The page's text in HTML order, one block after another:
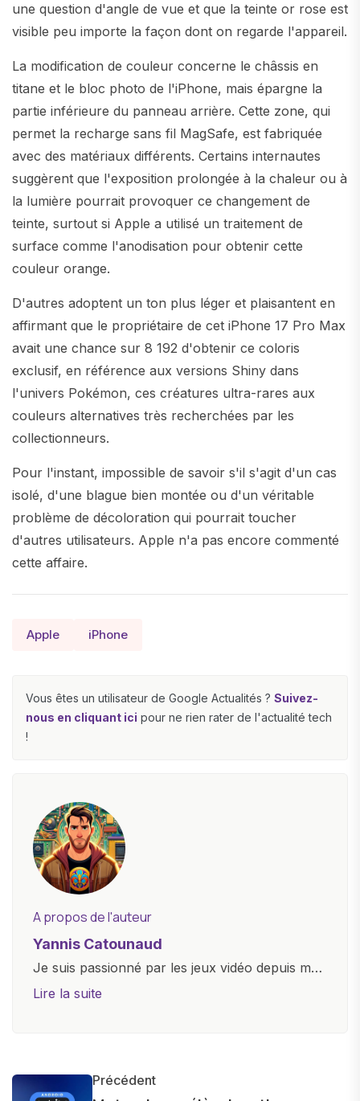
une question d'angle de vue et que la teinte or rose est
visible peu importe la façon dont on regarde l'appareil.
La modification de couleur concerne le châssis en
titane et le bloc photo de l'iPhone, mais épargne la
partie inférieure du panneau arrière. Cette zone, qui
permet la recharge sans fil MagSafe, est fabriquée
avec des matériaux différents. Certains internautes
suggèrent que l'exposition prolongée à la chaleur ou à
la lumière pourrait provoquer ce changement de
teinte, surtout si Apple a utilisé un traitement de
surface comme l'anodisation pour obtenir cette
couleur orange.
D'autres adoptent un ton plus léger et plaisantent en
affirmant que le propriétaire de cet iPhone 17 Pro Max
avait une chance sur 8 192 d'obtenir ce coloris
exclusif, en référence aux versions Shiny dans
l'univers Pokémon, ces créatures ultra-rares aux
couleurs alternatives très recherchées par les
collectionneurs.
Pour l'instant, impossible de savoir s'il s'agit d'un cas
isolé, d'une blague bien montée ou d'un véritable
problème de décoloration qui pourrait toucher
d'autres utilisateurs. Apple n'a pas encore commenté
cette affaire.
Apple iPhone
Vous êtes un utilisateur de Google Actualités ? Suivez-
nous en cliquant ici pour ne rien rater de l'actualité tech
!
A propos de l'auteur
Yannis Catounaud
Je suis passionné par les jeux vidéo depuis mon
plus jeune âge. Mon amour pour l'univers
et bien d'autres gadgets technologiques. Armé
Lire la suite
Précédent